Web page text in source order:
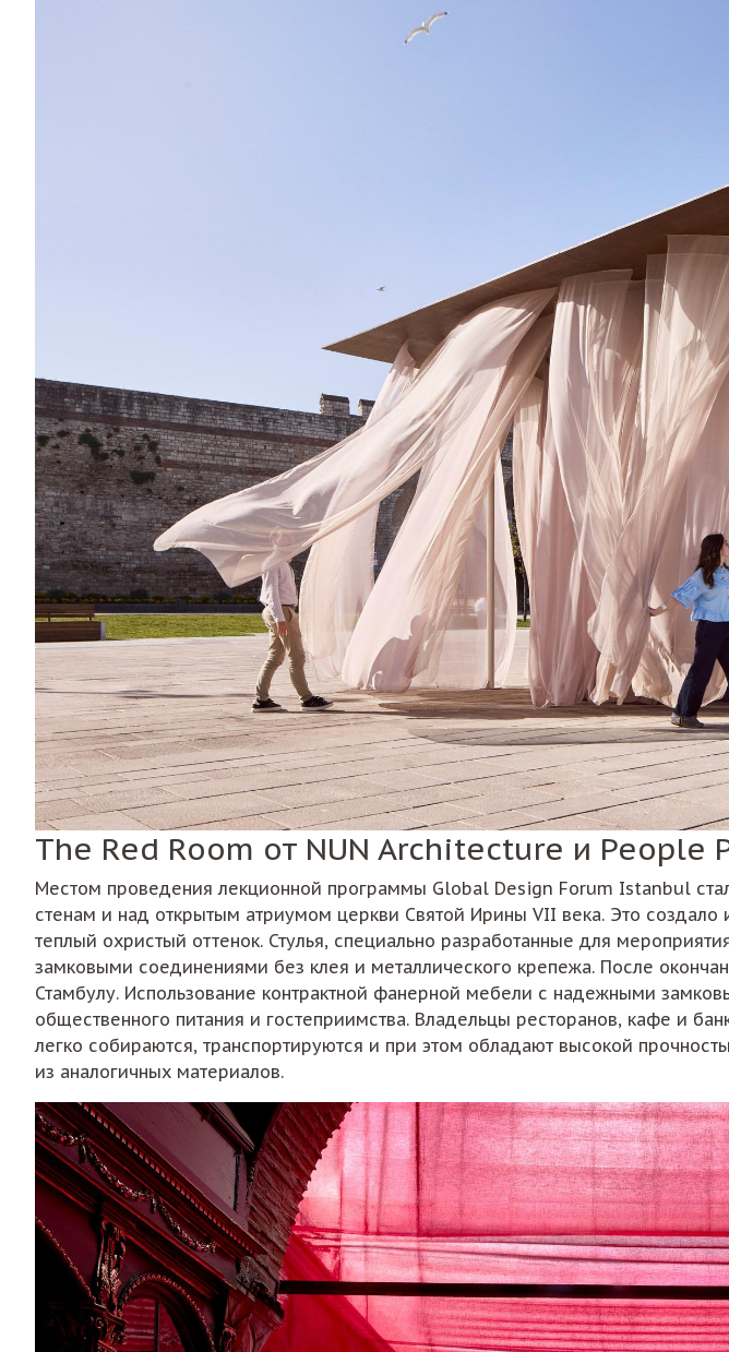
The Red Room от NUN Architecture и People
Местом проведения лекционной программы Global Design Forum Istanbul
стенам и над открытым атриумом церкви Святой Ирины VII века. Это
теплый охристый оттенок. Стулья, специально разработанные для
замковыми соединениями без клея и металлического крепежа. После
Стамбулу. Использование контрактной фанерной мебели с надежными
общественного питания и гостеприимства. Владельцы ресторанов, кафе и
легко собираются, транспортируются и при этом обладают высокой
из аналогичных материалов.